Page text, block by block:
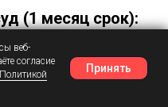
(1 месяц срок):
незаконным;
веб-
согласие
Политикой
Принять